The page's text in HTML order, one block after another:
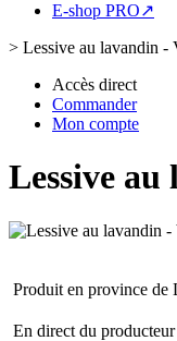
E-shop PRO↗
> Lessive au lavandin -
Accès direct
Commander
Mon compte
Lessive
Produit en province de
En direct du producteur